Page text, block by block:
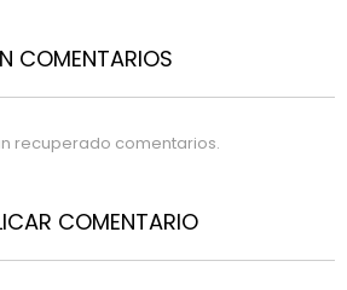
COMENTARIOS
recuperado comentarios.
COMENTARIO